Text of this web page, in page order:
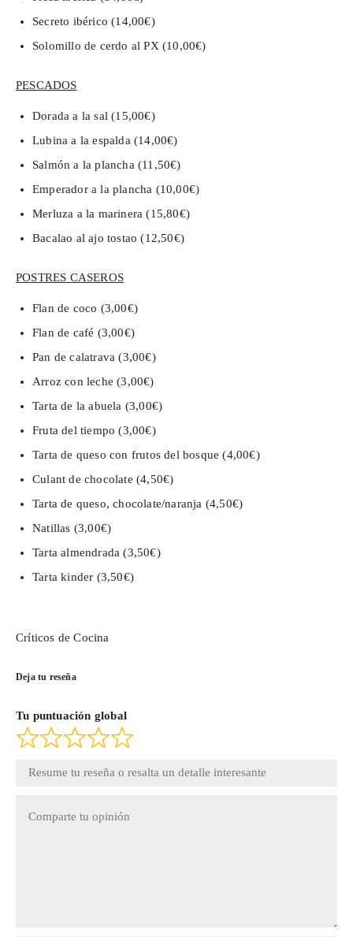
Secreto ibérico (14,00€)
Solomillo de cerdo al PX (10,00€)
PESCADOS
Dorada a la sal (15,00€)
Lubina a la espalda (14,00€)
Salmón a la plancha (11,50€)
Emperador a la plancha (10,00€)
Merluza a la marinera (15,80€)
Bacalao al ajo tostao (12,50€)
POSTRES CASEROS
Flan de coco (3,00€)
Flan de café (3,00€)
Pan de calatrava (3,00€)
Arroz con leche (3,00€)
Tarta de la abuela (3,00€)
Fruta del tiempo (3,00€)
Tarta de queso con frutos del bosque (4,00€)
Culant de chocolate (4,50€)
Tarta de queso, chocolate/naranja (4,50€)
Natillas (3,00€)
Tarta almendrada (3,50€)
Tarta kinder (3,50€)
Críticos de Cocina
Deja tu reseña
Tu puntuación global